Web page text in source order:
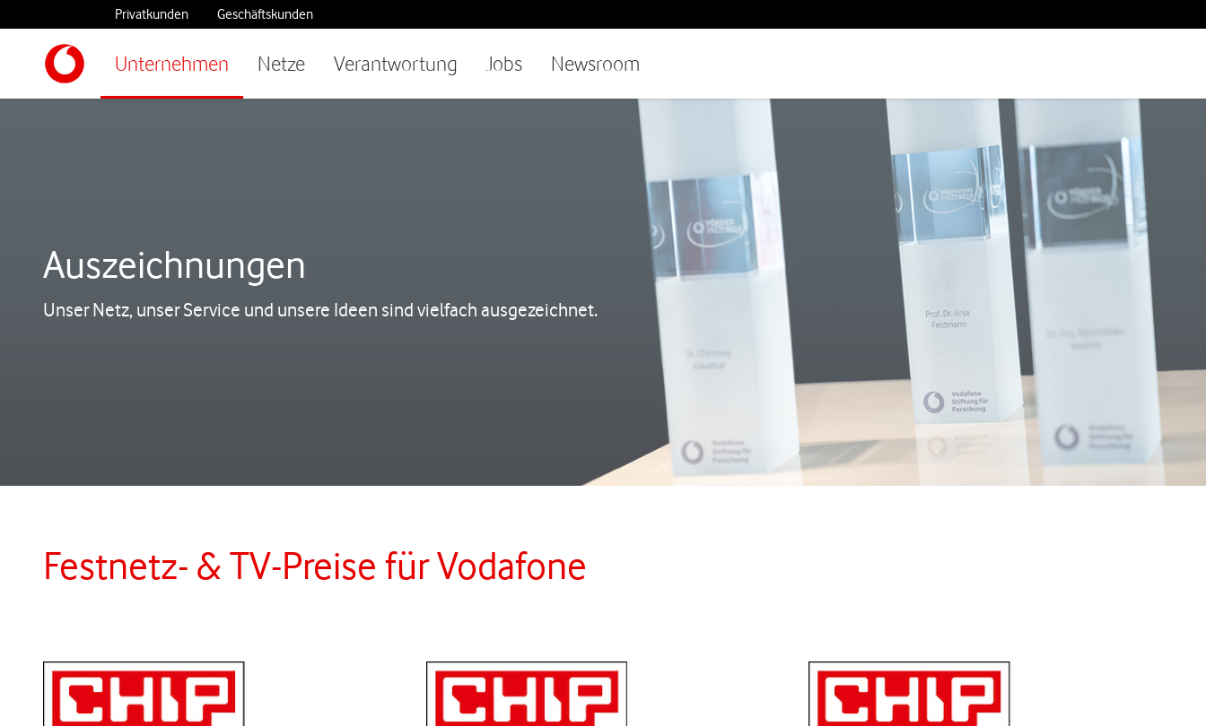
Unternehmen Netze Verantwortung Jobs Newsroom
Privatkunden Geschäftskunden
Auszeichnungen
Unser Netz, unser Service und unsere Ideen sind vielfach ausgezeichnet.
Festnetz- & TV-Preise für Vodafone